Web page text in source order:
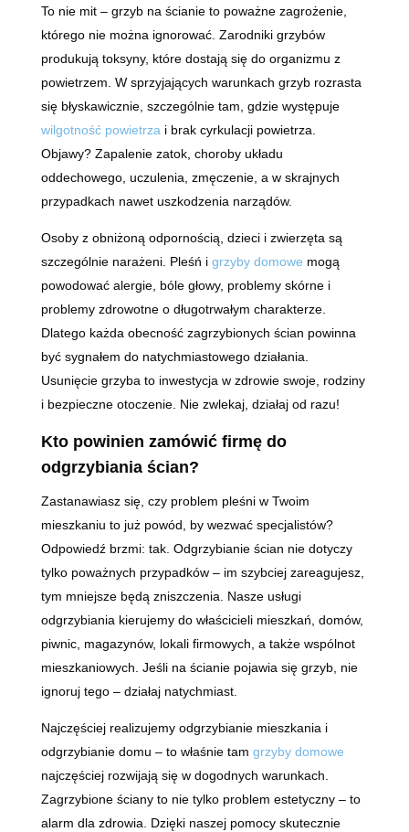
To nie mit – grzyb na ścianie to poważne zagrożenie,
którego nie można ignorować. Zarodniki grzybów
produkują toksyny, które dostają się do organizmu z
powietrzem. W sprzyjających warunkach grzyb rozrasta
się błyskawicznie, szczególnie tam, gdzie występuje
wilgotność powietrza i brak cyrkulacji powietrza.
Objawy? Zapalenie zatok, choroby układu
oddechowego, uczulenia, zmęczenie, a w skrajnych
przypadkach nawet uszkodzenia narządów.
Osoby z obniżoną odpornością, dzieci i zwierzęta są
szczególnie narażeni. Pleśń i grzyby domowe mogą
powodować alergie, bóle głowy, problemy skórne i
problemy zdrowotne o długotrwałym charakterze.
Dlatego każda obecność zagrzybionych ścian powinna
być sygnałem do natychmiastowego działania.
Usunięcie grzyba to inwestycja w zdrowie swoje, rodziny
i bezpieczne otoczenie. Nie zwlekaj, działaj od razu!
Kto powinien zamówić firmę do
odgrzybiania ścian?
Zastanawiasz się, czy problem pleśni w Twoim
mieszkaniu to już powód, by wezwać specjalistów?
Odpowiedź brzmi: tak. Odgrzybianie ścian nie dotyczy
tylko poważnych przypadków – im szybciej zareagujesz,
tym mniejsze będą zniszczenia. Nasze usługi
odgrzybiania kierujemy do właścicieli mieszkań, domów,
piwnic, magazynów, lokali firmowych, a także wspólnot
mieszkaniowych. Jeśli na ścianie pojawia się grzyb, nie
ignoruj tego – działaj natychmiast.
Najczęściej realizujemy odgrzybianie mieszkania i
odgrzybianie domu – to właśnie tam grzyby domowe
najczęściej rozwijają się w dogodnych warunkach.
Zagrzybione ściany to nie tylko problem estetyczny – to
alarm dla zdrowia. Dzięki naszej pomocy skutecznie